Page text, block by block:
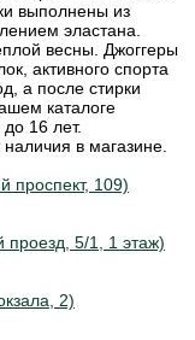
выполнены из
эластана.
весны. Джоггеры
активного спорта
а после стирки
каталоге
16 лет.
в магазине.
проспект, 109)
5/1, 1 этаж)
2)